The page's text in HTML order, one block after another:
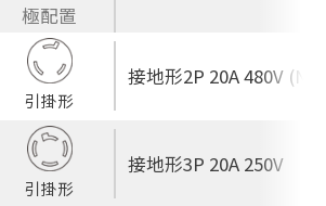
極配置
引掛形
接地形2P 20A 480V
引掛形
接地形3P 20A 250V